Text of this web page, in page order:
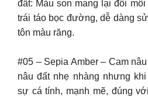
đất: Màu son mang lại đôi
trái táo bọc đường, dễ dàng
tôn màu răng.
#05 – Sepia Amber – Cam
nâu đất nhẹ nhàng nhưng
sự cá tính, mạnh mẽ, đúng